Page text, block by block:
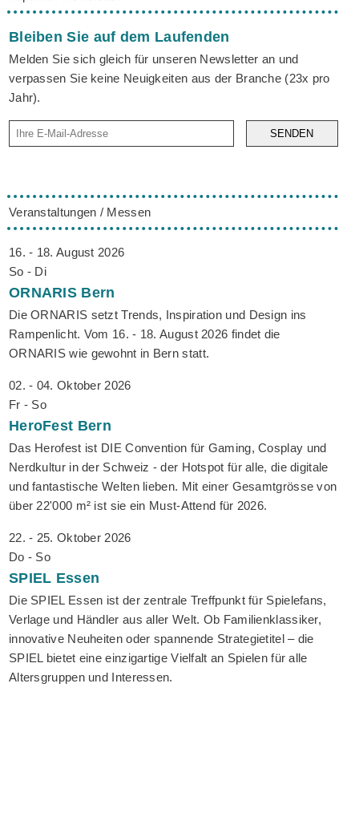
Bleiben Sie auf dem Laufenden
Melden Sie sich gleich für unseren Newsletter an und
verpassen Sie keine Neuigkeiten aus der Branche (23x pro
Jahr).
SENDEN
Veranstaltungen / Messen
16. - 18. August 2026
So - Di
ORNARIS Bern
Die ORNARIS setzt Trends, Inspiration und Design ins
Rampenlicht. Vom 16. - 18. August 2026 findet die
ORNARIS wie gewohnt in Bern statt.
02. - 04. Oktober 2026
Fr - So
HeroFest Bern
Das Herofest ist DIE Convention für Gaming, Cosplay und
Nerdkultur in der Schweiz - der Hotspot für alle, die digitale
und fantastische Welten lieben. Mit einer Gesamtgrösse von
über 22'000 m² ist sie ein Must-Attend für 2026.
22. - 25. Oktober 2026
Do - So
SPIEL Essen
Die SPIEL Essen ist der zentrale Treffpunkt für Spielefans,
Verlage und Händler aus aller Welt. Ob Familienklassiker,
innovative Neuheiten oder spannende Strategietitel – die
SPIEL bietet eine einzigartige Vielfalt an Spielen für alle
Altersgruppen und Interessen.